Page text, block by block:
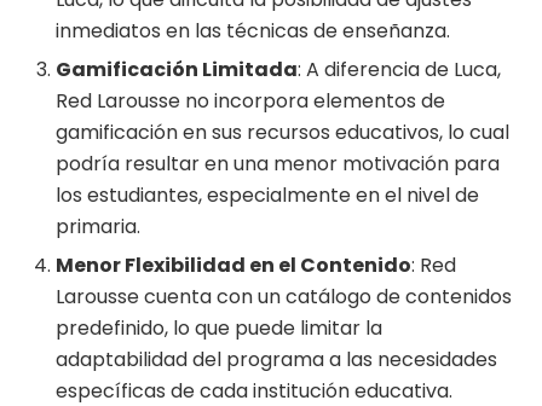
inmediatos en las técnicas de enseñanza.
Gamificación Limitada: A diferencia de Luca,
Red Larousse no incorpora elementos de
gamificación en sus recursos educativos, lo cual
podría resultar en una menor motivación para
los estudiantes, especialmente en el nivel de
primaria.
Menor Flexibilidad en el Contenido: Red
Larousse cuenta con un catálogo de contenidos
predefinido, lo que puede limitar la
adaptabilidad del programa a las necesidades
específicas de cada institución educativa.